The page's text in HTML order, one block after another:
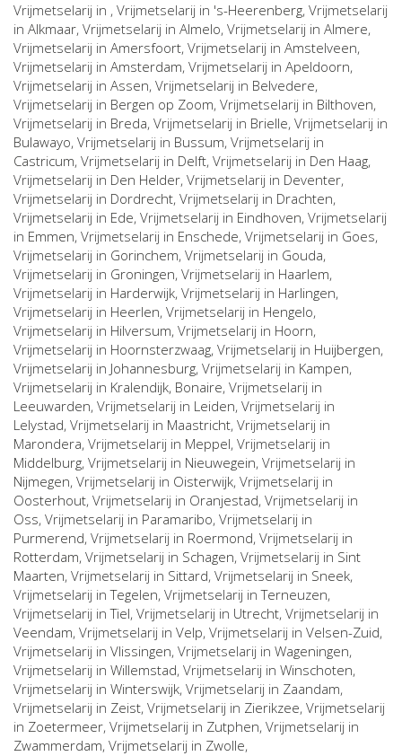
Vrijmetselarij in , Vrijmetselarij in 's-Heerenberg, Vrijmetselarij
in Alkmaar, Vrijmetselarij in Almelo, Vrijmetselarij in Almere,
Vrijmetselarij in Amersfoort, Vrijmetselarij in Amstelveen,
Vrijmetselarij in Amsterdam, Vrijmetselarij in Apeldoorn,
Vrijmetselarij in Assen, Vrijmetselarij in Belvedere,
Vrijmetselarij in Bergen op Zoom, Vrijmetselarij in Bilthoven,
Vrijmetselarij in Breda, Vrijmetselarij in Brielle, Vrijmetselarij in
Bulawayo, Vrijmetselarij in Bussum, Vrijmetselarij in
Castricum, Vrijmetselarij in Delft, Vrijmetselarij in Den Haag,
Vrijmetselarij in Den Helder, Vrijmetselarij in Deventer,
Vrijmetselarij in Dordrecht, Vrijmetselarij in Drachten,
Vrijmetselarij in Ede, Vrijmetselarij in Eindhoven, Vrijmetselarij
in Emmen, Vrijmetselarij in Enschede, Vrijmetselarij in Goes,
Vrijmetselarij in Gorinchem, Vrijmetselarij in Gouda,
Vrijmetselarij in Groningen, Vrijmetselarij in Haarlem,
Vrijmetselarij in Harderwijk, Vrijmetselarij in Harlingen,
Vrijmetselarij in Heerlen, Vrijmetselarij in Hengelo,
Vrijmetselarij in Hilversum, Vrijmetselarij in Hoorn,
Vrijmetselarij in Hoornsterzwaag, Vrijmetselarij in Huijbergen,
Vrijmetselarij in Johannesburg, Vrijmetselarij in Kampen,
Vrijmetselarij in Kralendijk, Bonaire, Vrijmetselarij in
Leeuwarden, Vrijmetselarij in Leiden, Vrijmetselarij in
Lelystad, Vrijmetselarij in Maastricht, Vrijmetselarij in
Marondera, Vrijmetselarij in Meppel, Vrijmetselarij in
Middelburg, Vrijmetselarij in Nieuwegein, Vrijmetselarij in
Nijmegen, Vrijmetselarij in Oisterwijk, Vrijmetselarij in
Oosterhout, Vrijmetselarij in Oranjestad, Vrijmetselarij in
Oss, Vrijmetselarij in Paramaribo, Vrijmetselarij in
Purmerend, Vrijmetselarij in Roermond, Vrijmetselarij in
Rotterdam, Vrijmetselarij in Schagen, Vrijmetselarij in Sint
Maarten, Vrijmetselarij in Sittard, Vrijmetselarij in Sneek,
Vrijmetselarij inTegelen, Vrijmetselarij inTerneuzen,
Vrijmetselarij inTiel, Vrijmetselarij in Utrecht, Vrijmetselarij in
Veendam, Vrijmetselarij in Velp, Vrijmetselarij in Velsen-Zuid,
Vrijmetselarij in Vlissingen, Vrijmetselarij in Wageningen,
Vrijmetselarij in Willemstad, Vrijmetselarij in Winschoten,
Vrijmetselarij in Winterswijk, Vrijmetselarij in Zaandam,
Vrijmetselarij in Zeist, Vrijmetselarij in Zierikzee, Vrijmetselarij
in Zoetermeer, Vrijmetselarij in Zutphen, Vrijmetselarij in
Zwammerdam, Vrijmetselarij in Zwolle,